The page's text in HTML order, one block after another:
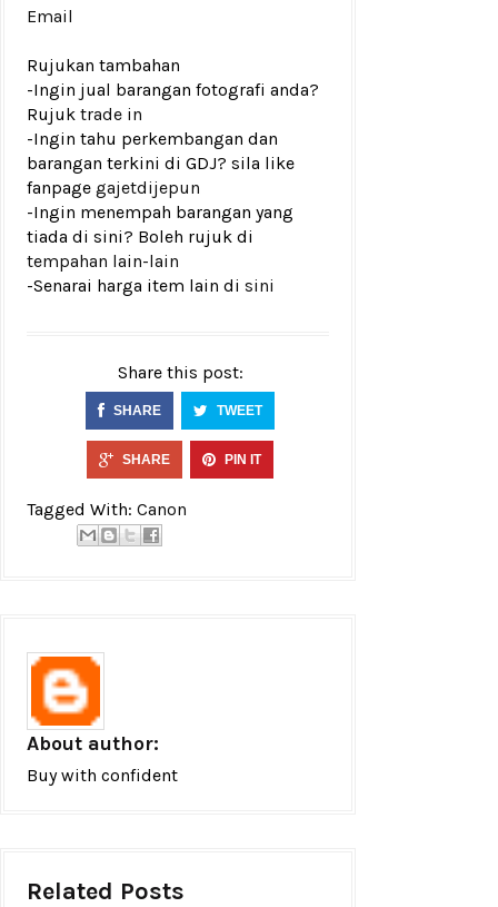
Email
Rujukan tambahan
-Ingin jual barangan fotografi anda?
Rujuk trade in
-Ingin tahu perkembangan dan
barangan terkini di GDJ? sila like
fanpage gajetdijepun
-Ingin menempah barangan yang
tiada di sini? Boleh rujuk di
tempahan lain-lain
-Senarai harga item lain di sini
Share this post:
SHARE TWEET
SHARE PIN IT
Tagged With: Canon
About author:
Buy with confident
Related Posts